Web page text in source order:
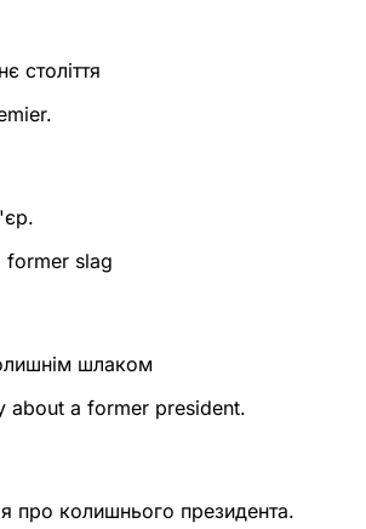
століття
slag
шлаком
about a former president.
про колишнього президента.